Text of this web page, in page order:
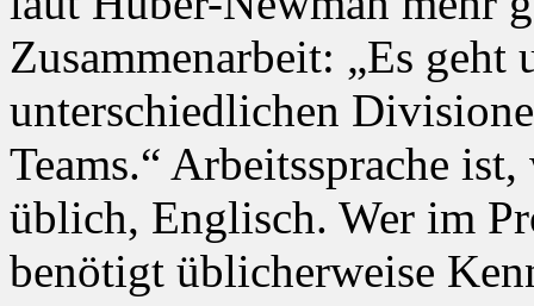
Zusammenarbeit: „Es geht
unterschiedlichen
Teams.“ Arbeitssprache
üblich, Englisch. Wer im
benötigt üblicherweise